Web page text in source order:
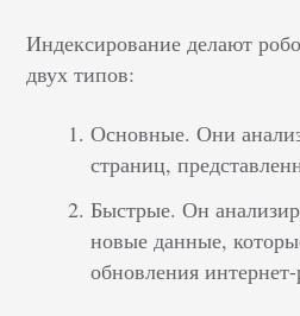
Индексирование делают
двух типов:
Основные. Они
страниц,
Быстрые. Он
новые данные,
обновления интернет-